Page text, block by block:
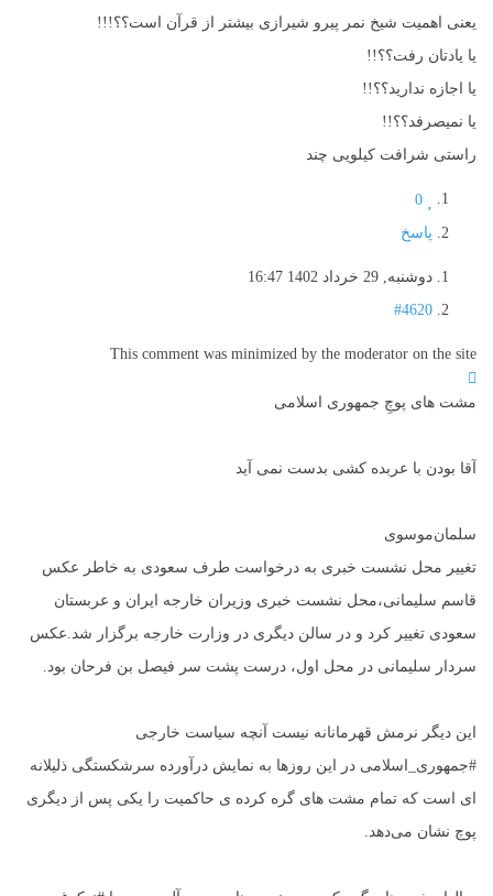
یعنی اهمیت شیخ نمر پیرو شیرازی بیشتر از قرآن است؟؟!!!
یا یادتان رفت؟؟!!
یا اجازه ندارید؟؟!!
یا نمیصرفد؟؟!!
راستی شرافت کیلویی چند
0
پاسخ
دوشنبه, 29 خرداد 1402 16:47
#4620
This comment was minimized by the moderator on the site
مشت های پوچِ جمهوری اسلامی
آقا بودن با عربده کشی بدست نمی آید
سلمان‌موسوی
تغییر محل نشست خبری به درخواست طرف سعودی به خاطر عکس
قاسم سلیمانی،محل نشست خبری وزیران خارجه ایران و عربستان
سعودی تغییر کرد و در سالن دیگری در وزارت خارجه برگزار شد.عکس
سردار سلیمانی در محل اول، ‌درست پشت سر فیصل بن فرحان بود.
این دیگر نرمش قهرمانانه نیست آنچه سیاست خارجی
#جمهوری_اسلامی در این روزها به نمایش درآورده سرشکستگی ذلیلانه
ای است که تمام مشت های گره کرده ی حاکمیت را یکی پس از دیگری
پوچ نشان‌ می‌دهد.